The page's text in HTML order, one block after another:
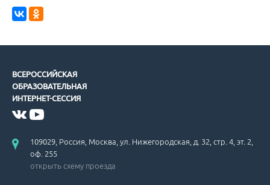
ВСЕРОССИЙСКАЯ
ОБРАЗОВАТЕЛЬНАЯ
ИНТЕРНЕТ-СЕССИЯ
109029, Россия, Москва, ул. Нижегородская, д. 32, стр. 4, эт. 2,
оф. 255
открыть схему проезда